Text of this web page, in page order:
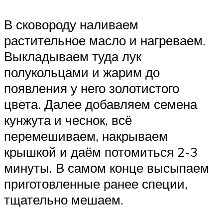
В сковороду наливаем
растительное масло и нагреваем.
Выкладываем туда лук
полукольцами и жарим до
появления у него золотистого
цвета. Далее добавляем семена
кунжута и чеснок, всё
перемешиваем, накрываем
крышкой и даём потомиться 2-3
минуты. В самом конце высыпаем
приготовленные ранее специи,
тщательно мешаем.